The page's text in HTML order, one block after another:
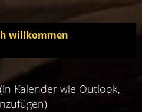
willkommen
(in Kalender wie Outlook,